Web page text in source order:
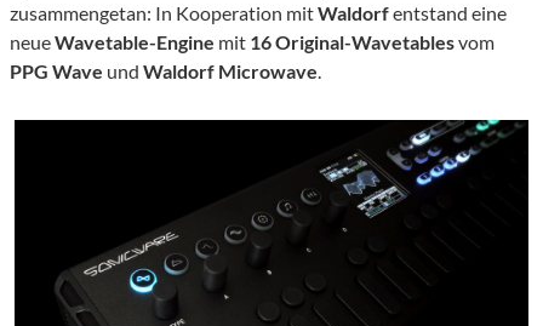
zusammengetan: In Kooperation mitWaldorfentstand eine
neueWavetable-Engine mit 16 Original-Wavetablesvom
PPG Wave und Waldorf Microwave.